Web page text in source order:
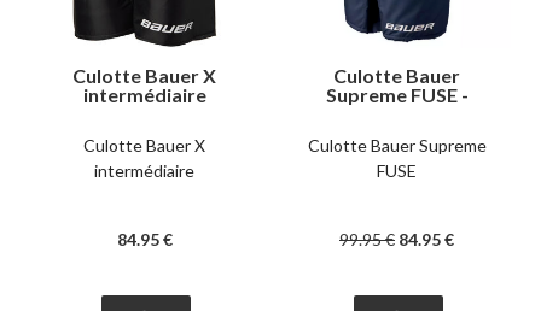
Culotte Bauer X
intermédiaire
Culotte Bauer X
intermédiaire
84.95 €
Culotte Bauer
Supreme FUSE -
Culotte Bauer Supreme
FUSE
99.95€ 84.95€